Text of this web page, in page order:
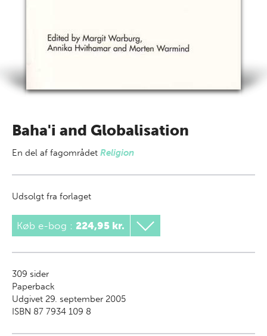
Baha'i and Globalisation
En del af fagområdet Religion
Udsolgt fra forlaget
Køb e-bog : 224,95 kr.
309 sider
Paperback
Udgivet 29. september 2005
ISBN 87 7934 109 8